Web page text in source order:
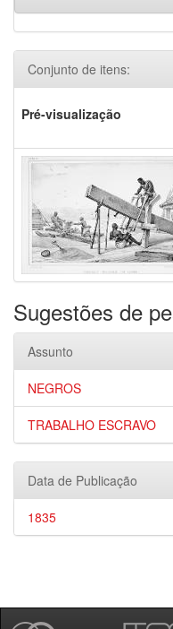
Conjunto de itens:
Pré-visualização
Sugestões de
Assunto
NEGROS
TRABALHO ESCRAVO
Data de Publicação
1835